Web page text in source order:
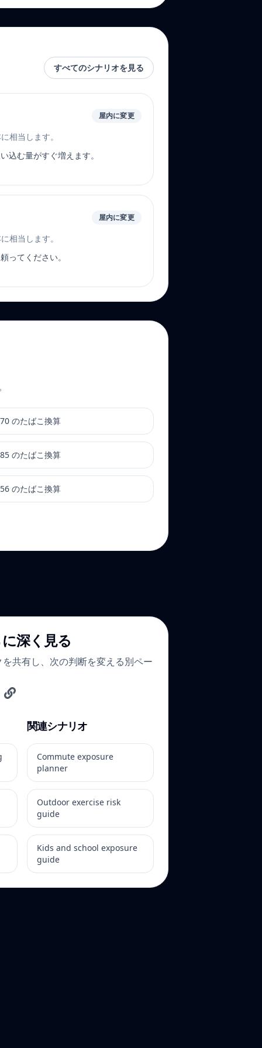
すべてのシナリオを見る
屋内に変更
相当します。
込む量がすぐ増えます。
屋内に変更
相当します。
ってください。
のたばこ換算
のたばこ換算
のたばこ換算
深く見る
共有し、次の判断を変える別ペー
関連シナリオ
Commute exposure
planner
Outdoor exercise risk
guide
Kids and school exposure
guide